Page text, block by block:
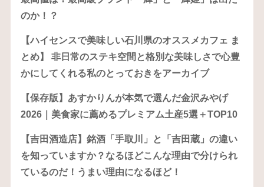
のか！？
【ハイセンスで美味しい石川県のオススメカフェ ま
とめ】 非日常のステキ空間と格別な美味しさで心豊
かにしてくれる私のとっておきをアーカイブ
【保存版】あすかりんが本気で選んだ金沢みやげ
2026｜美食家に薦めるプレミアム土産5選＋TOP10
【吉田酒造店】銘酒「手取川」と「吉田蔵」の違い
を知っていますか？なるほどこんな理由で分けられ
ているのだ！うまい理由になるほど！